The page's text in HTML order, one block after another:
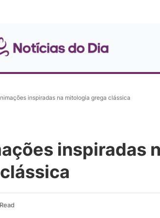
inspiradas na mitologia grega clássica
inspiradas